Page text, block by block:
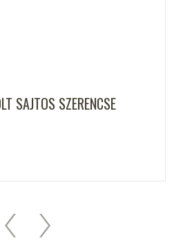
SAJTOS SZERENCSE